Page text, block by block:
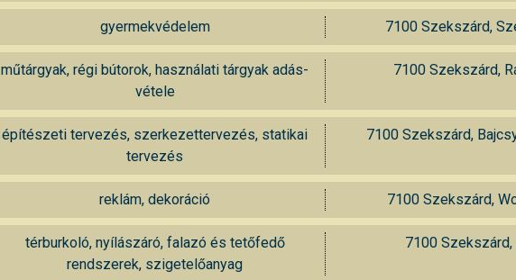
gyermekvédelem 7100 Szekszárd,
műtárgyak, régi bútorok, használati tárgyak adás-
vétele
7100 Szekszárd,
építészeti tervezés, szerkezettervezés, statikai
tervezés
7100 Szekszárd,
reklám, dekoráció 7100 Szekszárd,
térburkoló, nyílászáró, falazó és tetőfedő
rendszerek, szigetelőanyag
7100 Szekszárd,